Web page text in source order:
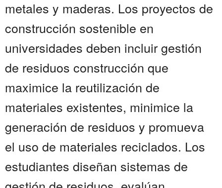
metales y maderas. Los proyectos de
construcción sostenible en
universidades deben incluir gestión
de residuos construcción que
maximice la reutilización de
materiales existentes, minimice la
generación de residuos y promueva
el uso de materiales reciclados. Los
estudiantes diseñan sistemas de